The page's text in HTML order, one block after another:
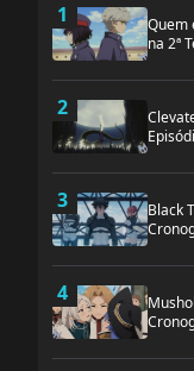
1
Quem
na 2ª
2
3
Black
4